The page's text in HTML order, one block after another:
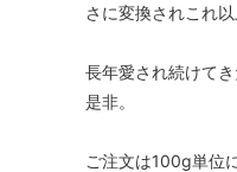
さに変換されこれ
長年愛され続けて
是非。
ご注文は100g単位